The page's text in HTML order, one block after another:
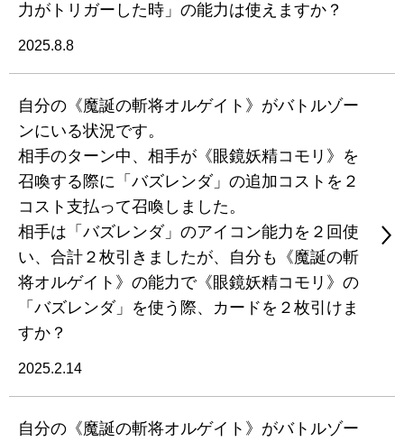
力がトリガーした時」の能力は使えますか？
2025.8.8
自分の《魔誕の斬将オルゲイト》がバトルゾー
ンにいる状況です。
相手のターン中、相手が《眼鏡妖精コモリ》を
召喚する際に「バズレンダ」の追加コストを２
コスト支払って召喚しました。
相手は「バズレンダ」のアイコン能力を２回使
い、合計２枚引きましたが、自分も《魔誕の斬
将オルゲイト》の能力で《眼鏡妖精コモリ》の
「バズレンダ」を使う際、カードを２枚引けま
すか？
2025.2.14
自分の《魔誕の斬将オルゲイト》がバトルゾー